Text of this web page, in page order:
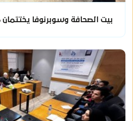
بيت الصحافة وسوبرنوفا